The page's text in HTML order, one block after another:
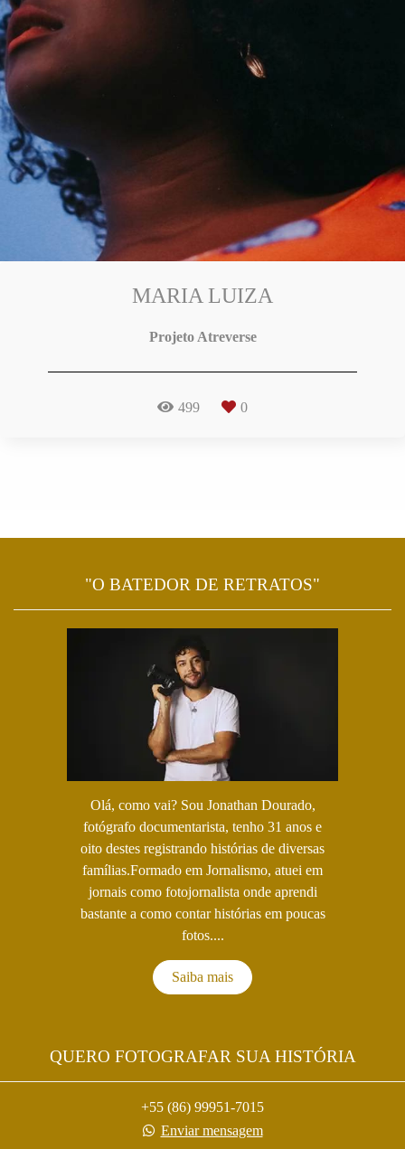
MARIA LUIZA
Projeto Atreverse
499 0
"O BATEDOR DE RETRATOS"
Olá, como vai? Sou Jonathan Dourado,
fotógrafo documentarista, tenho 31 anos e
oito destes registrando histórias de diversas
famílias.Formado em Jornalismo, atuei em
jornais como fotojornalista onde aprendi
bastante a como contar histórias em poucas
fotos....
Saiba mais
QUERO FOTOGRAFAR SUA HISTÓRIA
+55 (86) 99951-7015
Enviar mensagem